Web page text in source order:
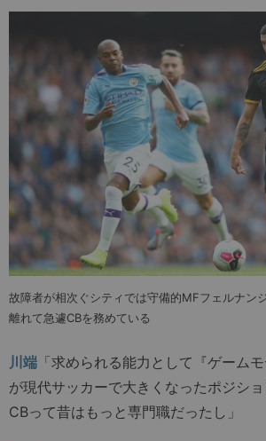
故障者が相次ぐシティでは守備的MFフェルナン
離れて急遽CBを務めている
川端 「求められる能力として『ゲーム
が現代サッカーで大きくなったポジショ
CBって昔はもっと専門職だったし」